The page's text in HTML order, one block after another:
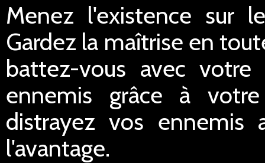
Menez l'existence sur
Gardez la maîtrise en
battez-vous avec
ennemis grâce à
distrayez vos
l'avantage.